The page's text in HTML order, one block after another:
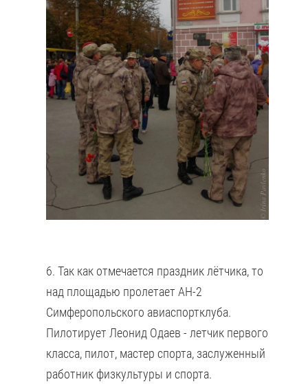
6. Так как отмечается праздник лётчика, то
над площадью пролетает АН-2
Симферопольского авиаспортклуба.
Пилотирует Леонид Одаев - летчик первого
класса, пилот, мастер спорта, заслуженный
работник физкультуры и спорта.